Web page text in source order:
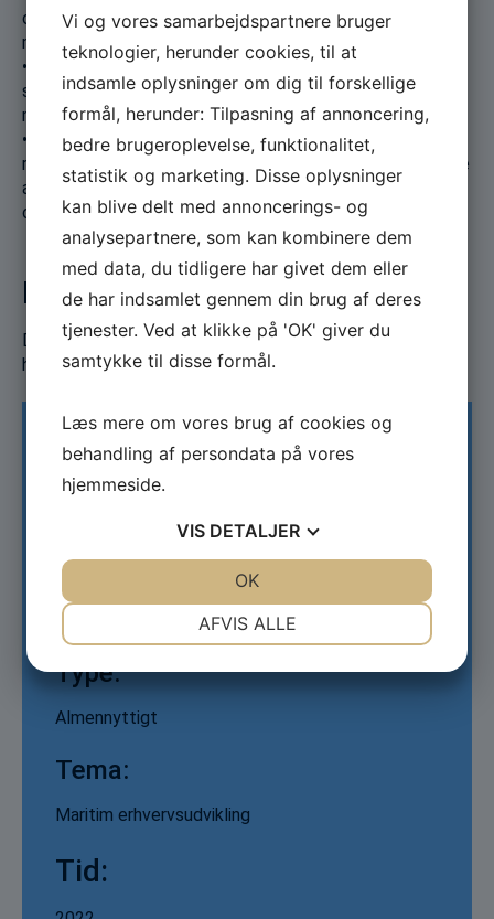
og ca. 20 indlæg vedr. teknologier med relevans for det
maritime område.
• Generelt et tættere samarbejde mellem forskere,
studerende og startups og virksomheder inden for et
maritime område.
• Skabe øget politisk synlighed ift. forbedringen af
rammebetingelserne for maritime aktører mht anvendelse
af ny teknologi, herunder omtale i medier ift. det maritime
område.
Projektresultat
Den afsluttende evalueringsrapport kan læses
her:
Evalueringsrapport
Information
Digital omstilling i den maritime sektor og Digital
Type:
Almennyttigt
Tema:
Maritim erhvervsudvikling
Tid:
Vi og vores samarbejdspartnere bruger
teknologier, herunder cookies, til at
indsamle oplysninger om dig til forskellige
formål, herunder: Tilpasning af annoncering,
bedre brugeroplevelse, funktionalitet,
statistik og marketing. Disse oplysninger
kan blive delt med annoncerings- og
analysepartnere, som kan kombinere dem
med data, du tidligere har givet dem eller
de har indsamlet gennem din brug af deres
tjenester. Ved at klikke på 'OK' giver du
samtykke til disse formål.
Læs mere om vores brug af cookies og
behandling af persondata på vores
hjemmeside.
VIS DETALJER
AFVIS ALLE
OK